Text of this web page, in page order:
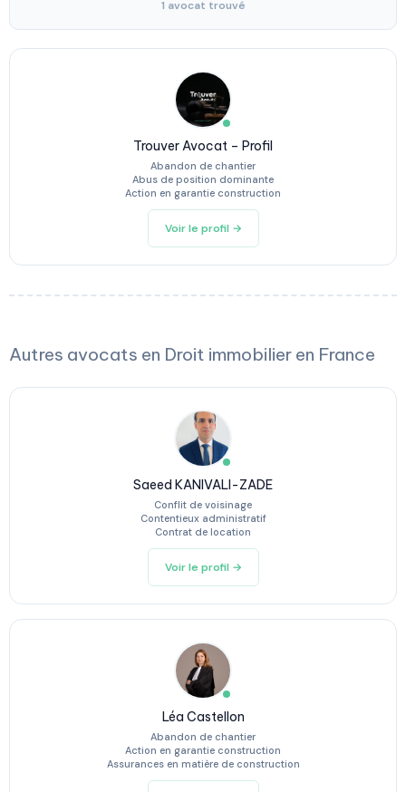
1 avocat trouvé
Trouver Avocat – Profil
Abandon de chantier
Abus de position dominante
Action en garantie construction
Voir le profil →
Autres avocats en Droit immobilier en France
Saeed KANIVALI-ZADE
Conflit de voisinage
Contentieux administratif
Contrat de location
Voir le profil →
Léa Castellon
Abandon de chantier
Action en garantie construction
Assurances en matière de construction